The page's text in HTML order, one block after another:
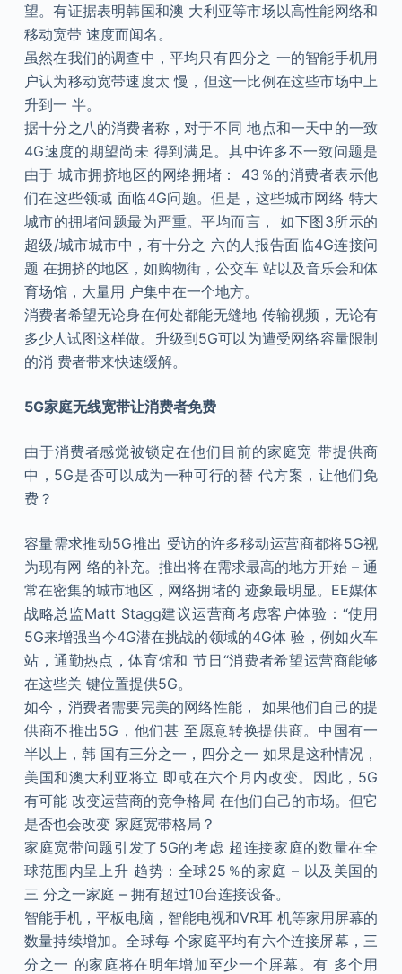
望。有证据表明韩国和澳 大利亚等市场以高性能网络和
移动宽带 速度而闻名。
虽然在我们的调查中，平均只有四分之 一的智能手机用
户认为移动宽带速度太 慢，但这一比例在这些市场中上
升到一 半。
据十分之八的消费者称，对于不同 地点和一天中的一致
4G速度的期望尚未 得到满足。其中许多不一致问题是
由于 城市拥挤地区的网络拥堵： 43％的消费者表示他
们在这些领域 面临4G问题。但是，这些城市网络 特大
城市的拥堵问题最为严重。平均而言， 如下图3所示的
超级/城市城市中，有十分之 六的人报告面临4G连接问
题 在拥挤的地区，如购物街，公交车 站以及音乐会和体
育场馆，大量用 户集中在一个地方。
消费者希望无论身在何处都能无缝地 传输视频，无论有
多少人试图这样做。升级到5G可以为遭受网络容量限制
的消 费者带来快速缓解。
5G家庭无线宽带让消费者免费
由于消费者感觉被锁定在他们目前的家庭宽 带提供商
中，5G是否可以成为一种可行的替 代方案，让他们免
费？
容量需求推动5G推出 受访的许多移动运营商都将5G视
为现有网 络的补充。推出将在需求最高的地方开始 – 通
常在密集的城市地区，网络拥堵的 迹象最明显。EE媒体
战略总监Matt Stagg建议运营商考虑客户体验：“使用
5G来增强当今4G潜在挑战的领域的4G体 验，例如火车
站，通勤热点，体育馆和 节日“消费者希望运营商能够
在这些关 键位置提供5G。
如今，消费者需要完美的网络性能， 如果他们自己的提
供商不推出5G，他们甚 至愿意转换提供商。中国有一
半以上，韩 国有三分之一，四分之一 如果是这种情况，
美国和澳大利亚将立 即或在六个月内改变。因此，5G
有可能 改变运营商的竞争格局 在他们自己的市场。但它
是否也会改变 家庭宽带格局？
家庭宽带问题引发了5G的考虑 超连接家庭的数量在全
球范围内呈上升 趋势：全球25％的家庭 – 以及美国的
三 分之一家庭 – 拥有超过10台连接设备。
智能手机，平板电脑，智能电视和VR耳 机等家用屏幕的
数量持续增加。全球每 个家庭平均有六个连接屏幕，三
分之一 的家庭将在明年增加至少一个屏幕。有 多个用